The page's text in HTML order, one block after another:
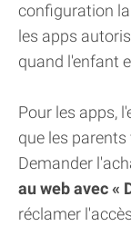
configuration
les apps
quand l'enfant
Pour les apps,
que les
Demander
au web avec «
réclamer